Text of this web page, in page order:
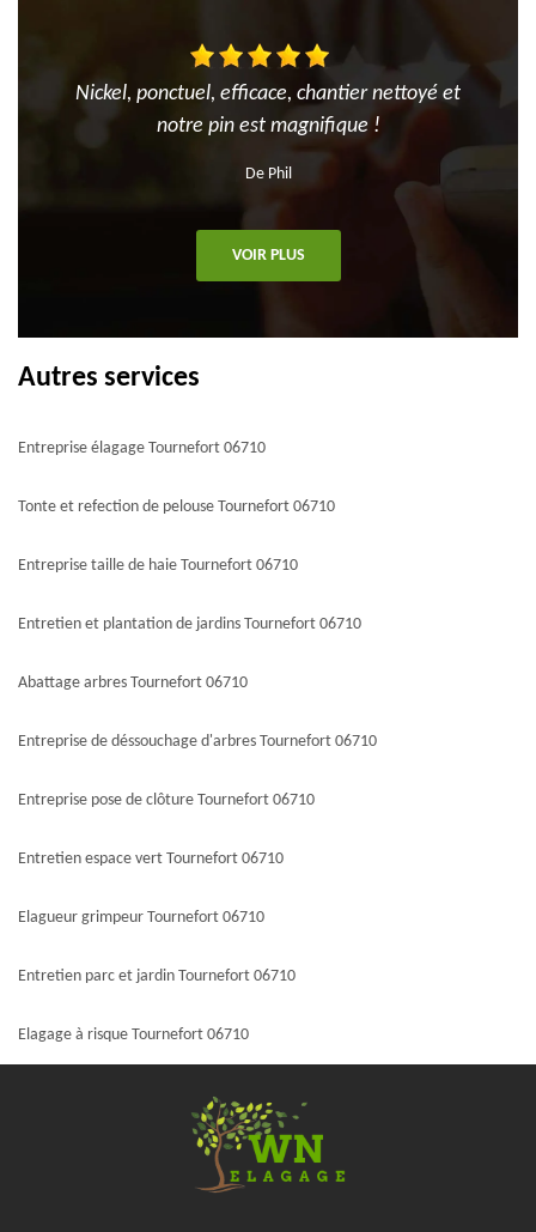
Nickel, ponctuel, efficace, chantier nettoyé et
notre pin est magnifique !
De Phil
VOIR PLUS
Autres services
Entreprise élagage Tournefort 06710
Tonte et refection de pelouse Tournefort 06710
Entreprise taille de haie Tournefort 06710
Entretien et plantation de jardins Tournefort 06710
Abattage arbres Tournefort 06710
Entreprise de déssouchage d'arbres Tournefort 06710
Entreprise pose de clôture Tournefort 06710
Entretien espace vert Tournefort 06710
Elagueur grimpeur Tournefort 06710
Entretien parc et jardin Tournefort 06710
Elagage à risque Tournefort 06710